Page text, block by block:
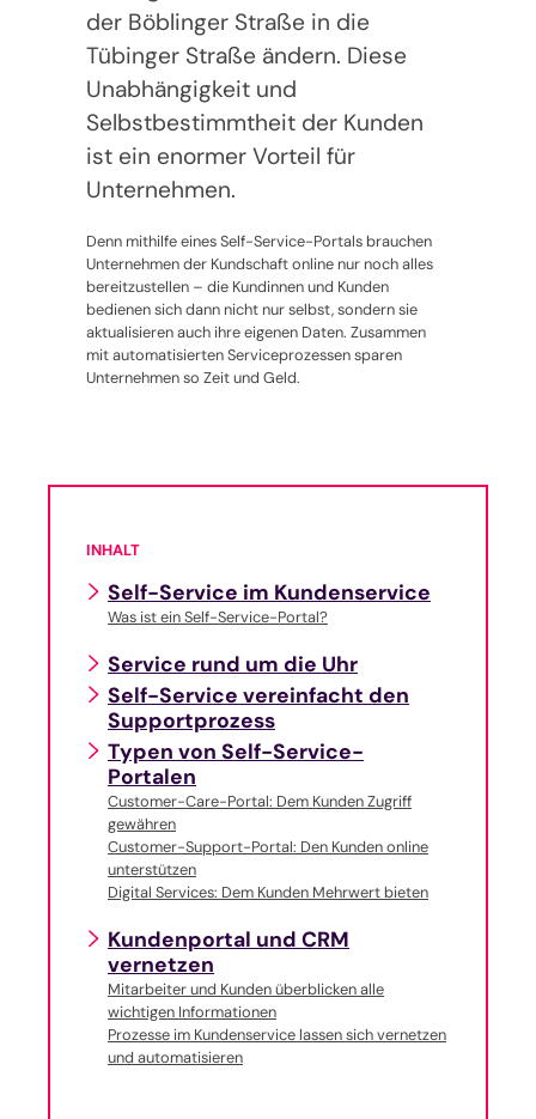
der Böblinger Straße in die
Tübinger Straße ändern. Diese
Unabhängigkeit und
Selbstbestimmtheit der Kunden
ist ein enormer Vorteil für
Unternehmen.
Denn mithilfe eines Self-Service-Portals brauchen
Unternehmen der Kundschaft online nur noch alles
bereitzustellen – die Kundinnen und Kunden
bedienen sich dann nicht nur selbst, sondern sie
aktualisieren auch ihre eigenen Daten. Zusammen
mit automatisierten Serviceprozessen sparen
Unternehmen so Zeit und Geld.
INHALT
Self-Service im Kundenservice
Was ist ein Self-Service-Portal?
Service rund um die Uhr
Self-Service vereinfacht den
Supportprozess
Typen von Self-Service-
Portalen
Customer-Care-Portal: Dem Kunden Zugriff
gewähren
Customer-Support-Portal: Den Kunden online
unterstützen
Digital Services: Dem Kunden Mehrwert bieten
Kundenportal und CRM
vernetzen
Mitarbeiter und Kunden überblicken alle
wichtigen Informationen
Prozesse im Kundenservice lassen sich vernetzen
und automatisieren